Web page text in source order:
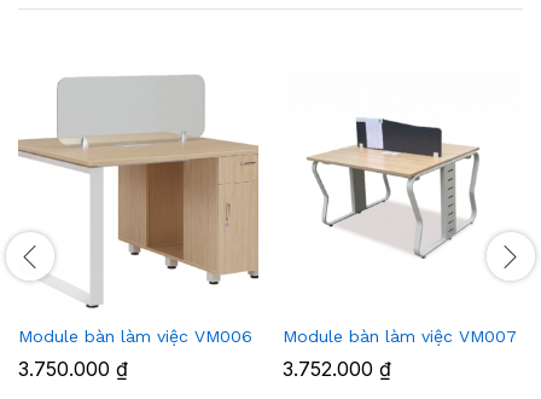
Module bàn làm việc VM006
3.750.000 ₫
Module bàn làm việc VM007
3.752.000 ₫